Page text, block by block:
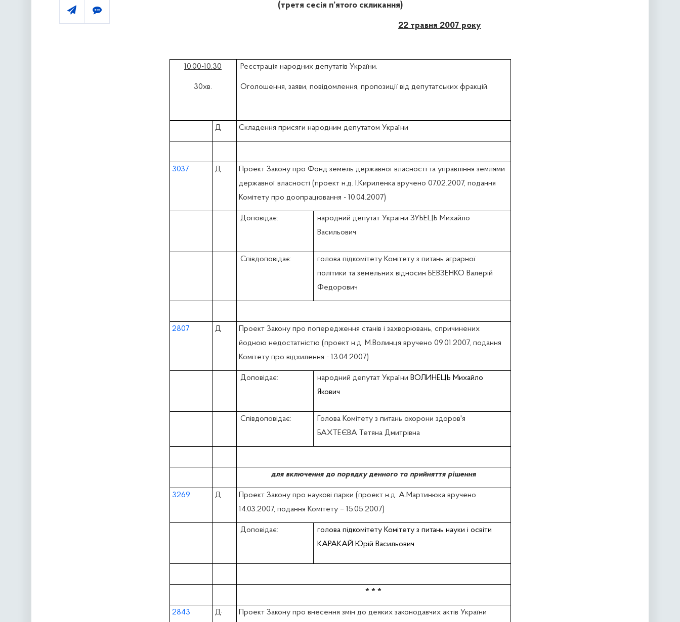
(третя сесія п’ятого скликання)
22 травня 2007 року
10.00-10.30
30хв.
Реєстрація народних депутатів України.
Оголошення, заяви, повідомлення, пропозиції від депутатських фракцій.
Д Складення присяги народним депутатом України
3037 Д
Проект Закону про Фонд земель державної власності та управління землями
державної власності (проект н.д. І.Кириленка вручено 07.02.2007, подання
Комітету про доопрацювання - 10.04.2007)
Доповідає:
народний депутат України ЗУБЕЦЬ Михайло
Васильович
Співдоповідає:
голова підкомітету Комітету з питань аграрної
політики та земельних відносин БЕВЗЕНКО Валерій
Федорович
2807 Д
Проект Закону про попередження станів і захворювань, спричинених
йодною недостатністю (проект н.д. М.Волинця вручено 09.01.2007, подання
Комітету про відхилення - 13.04.2007)
Доповідає: народний депутат України ВОЛИНЕЦЬ Михайло
Якович
Співдоповідає:
Голова Комітету з питань охорони здоров'я
БАХТЕЄВА Тетяна Дмитрівна
для включення до порядку денного та прийняття рішення
3269 Д
Проект Закону про наукові парки (проект н.д. А.Мартинюка вручено
14.03.2007, подання Комітету – 15.05.2007)
Доповідає:
голова підкомітету Комітету з питань науки i освіти
КАРАКАЙ Юрій Васильович
* * *
2843 Д·
Проект Закону про внесення змін до деяких законодавчих актів України